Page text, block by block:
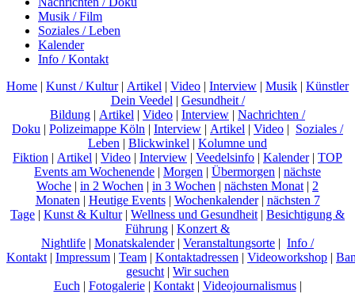
Musik / Film
Soziales / Leben
Kalender
Info / Kontakt
Home | Kunst / Kultur| Artikel | Video | Interview | Musik | Künstler
Dein Veedel | Gesundheit /
Bildung | Artikel | Video | Interview | Nachrichten /
Doku | Polizeimappe Köln | Interview | Artikel | Video | Soziales /
Leben | Blickwinkel | Kolumne und
Fiktion | Artikel | Video | Interview | Veedelsinfo | Kalender| TOP
Events am Wochenende | Morgen | Übermorgen | nächste
Woche | in 2 Wochen | in 3 Wochen | nächsten Monat | 2
Monaten | Heutige Events| Wochenkalender| nächsten 7
Tage | Kunst & Kultur| Wellness und Gesundheit | Besichtigung &
Führung | Konzert &
Nightlife | Monatskalender| Veranstaltungsorte | Info /
Kontakt | Impressum | Team | Kontaktadressen | Videoworkshop |
gesucht | Wir suchen
Euch | Fotogalerie| Kontakt| Videojournalismus|